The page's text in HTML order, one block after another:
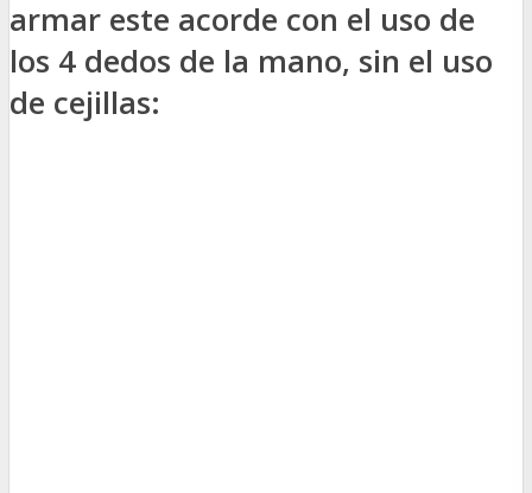
armar este acorde con el uso de
los 4 dedos de la mano, sin el uso
de cejillas: